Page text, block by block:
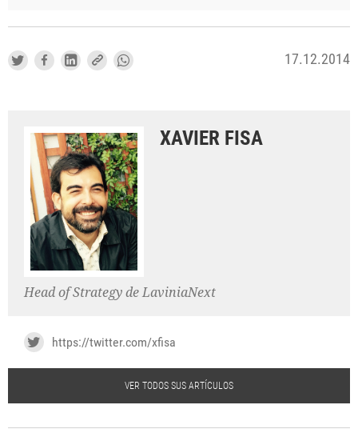
17.12.2014
XAVIER FISA
Head of Strategy de LaviniaNext
https://twitter.com/xfisa
VER TODOS SUS ARTÍCULOS